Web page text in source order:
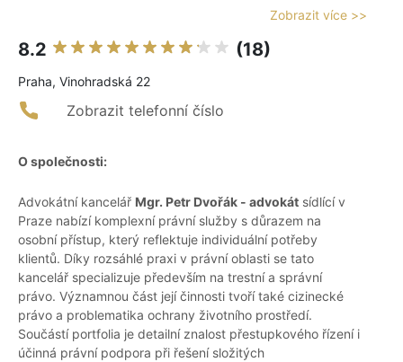
Zobrazit více >>
8.2 (18)
Praha, Vinohradská 22
Zobrazit telefonní číslo
O společnosti:
Advokátní kancelář Mgr. Petr Dvořák - advokát sídlící v
Praze nabízí komplexní právní služby s důrazem na
osobní přístup, který reflektuje individuální potřeby
klientů. Díky rozsáhlé praxi v právní oblasti se tato
kancelář specializuje především na trestní a správní
právo. Významnou část její činnosti tvoří také cizinecké
právo a problematika ochrany životního prostředí.
Součástí portfolia je detailní znalost přestupkového řízení i
účinná právní podpora při řešení složitých